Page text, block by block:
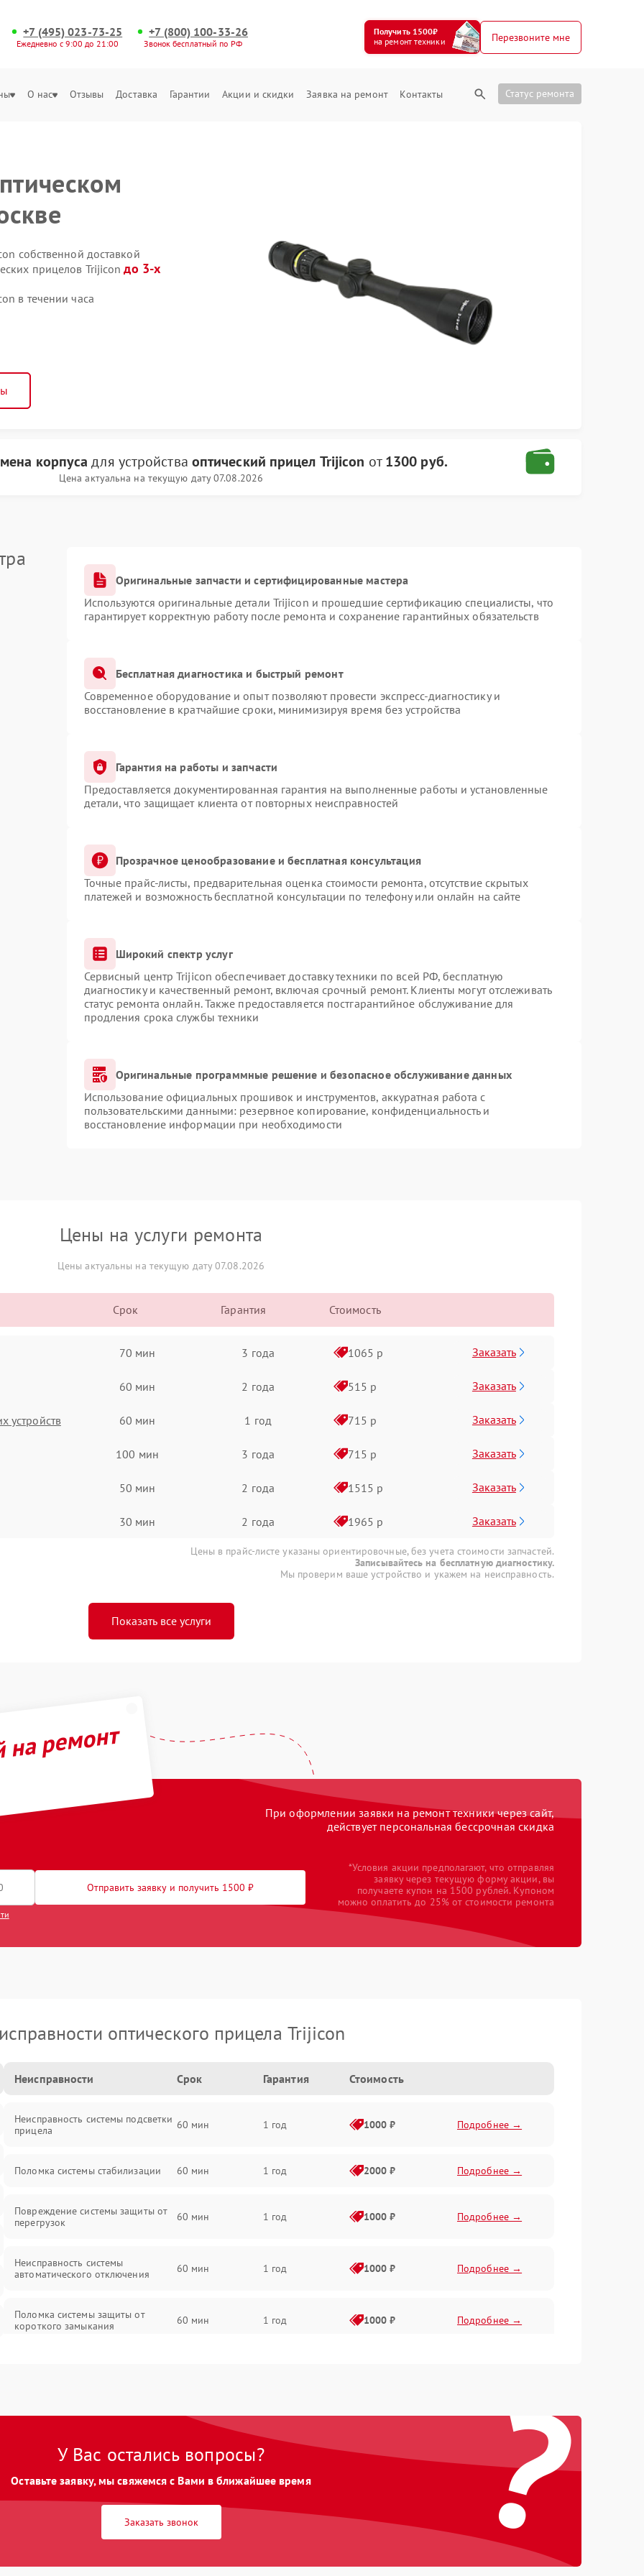
+7 (495) 023-73-25
Ежедневно с 9:00 до 21:00
+7 (800) 100-33-26
Звонок бесплатный по РФ
Получить 1500₽
на ремонт техники
Перезвоните мне
О нас Отзывы Доставка Гарантии Акции и скидки Заявка на ремонт Контакты Статус ремонта
собственной доставкой
прицелов Trijiconдо 3-х
в течении часа
корпуса для устройства оптический прицел Trijicon от1300 руб.
Цена актуальна на текущую дату 07.08.2026
Оригинальные запчасти и сертифицированные мастера
Используются оригинальные детали Trijicon и прошедшие сертификацию специалисты, что
гарантирует корректную работу после ремонта и сохранение гарантийных обязательств
Бесплатная диагностика и быстрый ремонт
Современное оборудование и опыт позволяют провести экспресс-диагностику и
восстановление в кратчайшие сроки, минимизируя время без устройства
Гарантия на работы и запчасти
Предоставляется документированная гарантия на выполненные работы и установленные
детали, что защищает клиента от повторных неисправностей
Прозрачное ценообразование и бесплатная консультация
Точные прайс-листы, предварительная оценка стоимости ремонта, отсутствие скрытых
платежей и возможность бесплатной консультации по телефону или онлайн на сайте
Широкий спектр услуг
Сервисный центр Trijicon обеспечивает доставку техники по всей РФ, бесплатную
диагностику и качественный ремонт, включая срочный ремонт. Клиенты могут отслеживать
статус ремонта онлайн. Также предоставляется постгарантийное обслуживание для
продления срока службы техники
Оригинальные программные решение и безопасное обслуживание данных
Использование официальных прошивок и инструментов, аккуратная работа с
пользовательскими данными: резервное копирование, конфиденциальность и
восстановление информации при необходимости
Цены на услуги ремонта
Цены актуальны на текущую дату 07.08.2026
Срок Гарантия Стоимость
70 мин 3 года 1065 р Заказать
60 мин 2 года 515 р Заказать
устройств 60 мин 1 год 715 р Заказать
100 мин 3 года 715 р Заказать
50 мин 2 года 1515 р Заказать
30 мин 2 года 1965 р Заказать
Цены в прайс-листе указаны ориентировочные, без учета стоимости запчастей.
Записывайтесь на бесплатную диагностику.
Мы проверим ваше устройство и укажем на неисправность.
Показать все услуги
ремонт
При оформлении заявки на ремонт техники через сайт,
действует персональная бессрочная скидка
Отправить заявку и получить 1500 ₽
*Условия акции предполагают, что отправляя
заявку через текущую форму акции, вы
получаете купон на 1500 рублей. Купоном
можно оплатить до 25% от стоимости ремонта
оптического прицела Trijicon
Неисправности Срок Гарантия Стоимость
Неисправность системы подсветки
прицела
60 мин 1 год 1000 ₽ Подробнее →
Поломка системы стабилизации 60 мин 1 год 2000 ₽ Подробнее →
Повреждение системы защиты от
перегрузок
60 мин 1 год 1000 ₽ Подробнее →
Неисправность системы
автоматического отключения
60 мин 1 год 1000 ₽ Подробнее →
Поломка системы защиты от
короткого замыкания
60 мин 1 год 1000 ₽ Подробнее →
Неисправность системы защиты от
60 мин Подробнее →
замыкания
60 мин Подробнее →
Неисправность системы защиты от 60 мин 1000 ₽ Подробнее →
?
У Вас остались вопросы?
Оставьте заявку, мы свяжемся с Вами в ближайшее время
Заказать звонок